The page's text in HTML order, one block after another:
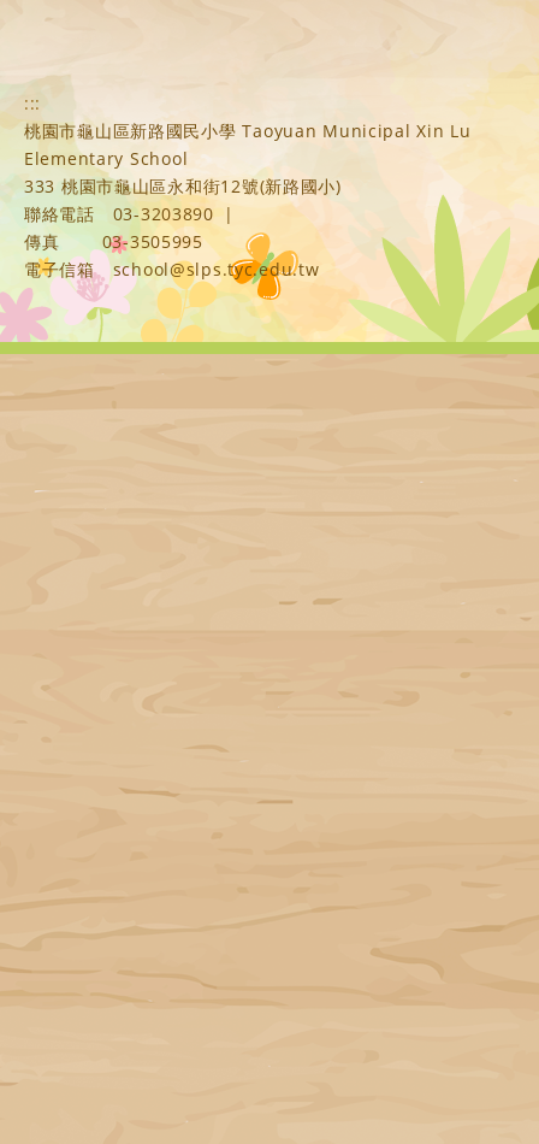
:::
桃園市龜山區新路國民小學 Taoyuan Municipal Xin Lu
Elementary School
333 桃園市龜山區永和街12號(新路國小)
聯絡電話
03-3203890
|
傳真
03-3505995
電子信箱
school@slps.tyc.edu.tw